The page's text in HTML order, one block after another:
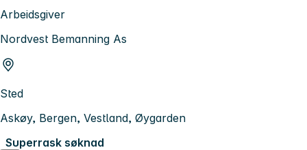
Arbeidsgiver
Nordvest Bemanning As
Sted
Askøy, Bergen, Vestland, Øygarden
Superrask søknad